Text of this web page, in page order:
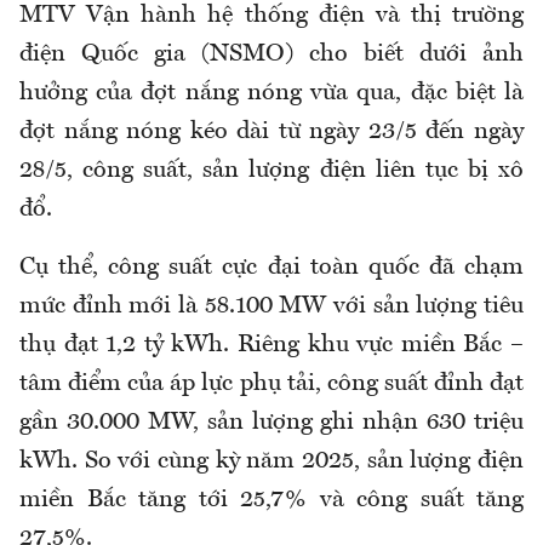
MTV Vận hành hệ thống điện và thị trường
điện Quốc gia (NSMO) cho biết dưới ảnh
hưởng của đợt nắng nóng vừa qua, đặc biệt là
đợt nắng nóng kéo dài từ ngày 23/5 đến ngày
28/5, công suất, sản lượng điện liên tục bị xô
đổ.
Cụ thể, công suất cực đại toàn quốc đã chạm
mức đỉnh mới là 58.100 MW với sản lượng tiêu
thụ đạt 1,2 tỷ kWh. Riêng khu vực miền Bắc –
tâm điểm của áp lực phụ tải, công suất đỉnh đạt
gần 30.000 MW, sản lượng ghi nhận 630 triệu
kWh. So với cùng kỳ năm 2025, sản lượng điện
miền Bắc tăng tới 25,7% và công suất tăng
27,5%.